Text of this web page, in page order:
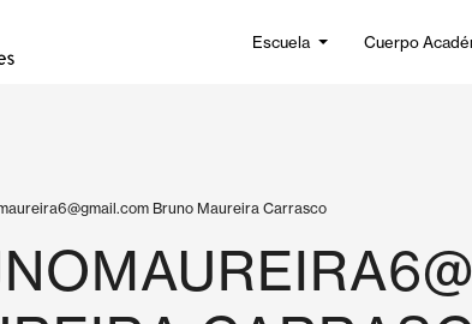
Escuela Cuerpo
Bruno Maureira Carrasco